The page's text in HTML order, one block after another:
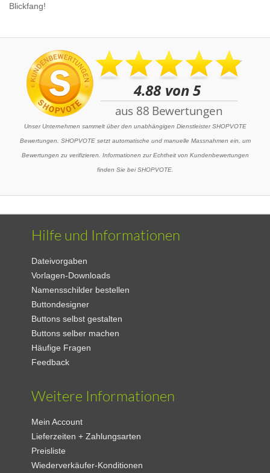
Blickfang!
Unser Unternehmen sammelt über den unabhängigen Dienstleister SHOPVOTE
Bewertungen. SHOPVOTE setzt automatische und manuelle Massnahmen ein, um
Bewertungen zu verifizieren. Informationen zur Echtheit von Kundenbewertungen
finden Sie bei SHOPVOTE.
Hilfe und Informationen
Dateivorgaben
Vorlagen-Downloads
Namensschilder bestellen
Buttondesigner
Buttons selbst gestalten
Buttons selber machen
Häufige Fragen
Feedback
Weitere Informationen
Mein Account
Lieferzeiten + Zahlungsarten
Preisliste
Wiederverkäufer-Konditionen